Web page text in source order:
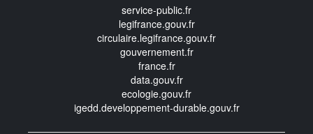
service-public.fr
legifrance.gouv.fr
circulaire.legifrance.gouv.fr
gouvernement.fr
france.fr
data.gouv.fr
ecologie.gouv.fr
igedd.developpement-durable.gouv.fr